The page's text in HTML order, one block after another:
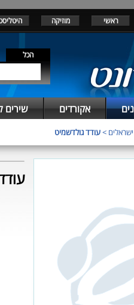
ראשי מוזיקה
הכל
אקורדים שירים
>עודד גולדשמיט